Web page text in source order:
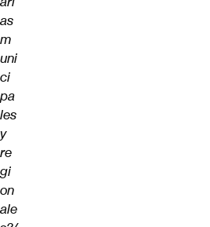
as
m
uni
ci
pa
les
y
re
gi
on
ale